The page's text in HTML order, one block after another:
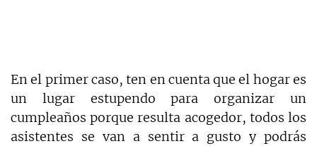
En el primer caso, ten en cuenta que el hogar es
un lugar estupendo para organizar un
cumpleaños porque resulta acogedor, todos los
asistentes se van a sentir a gusto y podrás